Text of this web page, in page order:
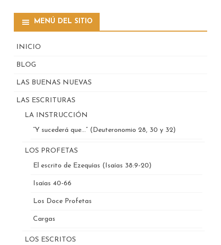
MENÚ DEL SITIO
INICIO
BLOG
LAS BUENAS NUEVAS
LAS ESCRITURAS
LA INSTRUCCIÓN
“Y sucederá que…” (Deuteronomio 28, 30 y 32)
LOS PROFETAS
El escrito de Ezequías (Isaías 38:9-20)
Isaías 40-66
Los Doce Profetas
Cargas
LOS ESCRITOS